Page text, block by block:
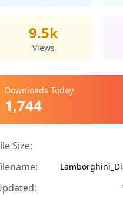
9.5k
Views
Downloads Today
1,744
Size: